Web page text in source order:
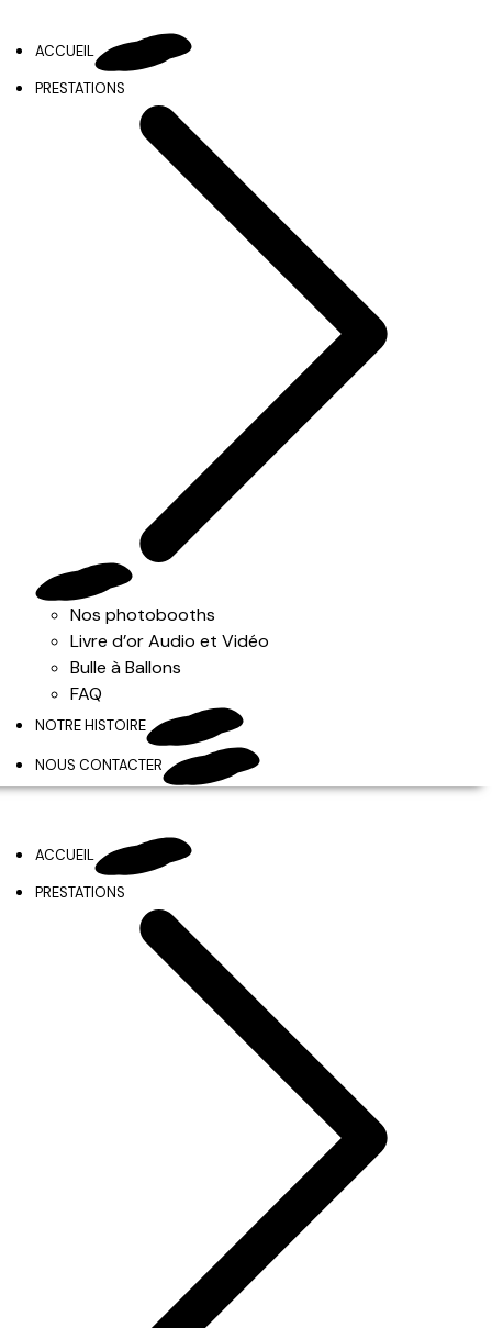
ACCUEIL
PRESTATIONS
Nos photobooths
Livre d’or Audio et Vidéo
Bulle à Ballons
FAQ
NOTRE HISTOIRE
NOUS CONTACTER
ACCUEIL
PRESTATIONS